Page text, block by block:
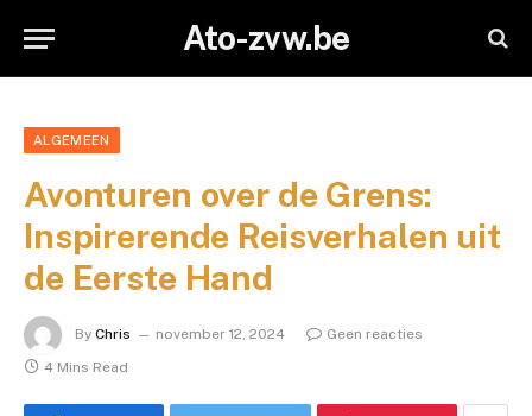
Ato-zvw.be
ALGEMEEN
Avonturen over de Grens:
Inspirerende Reisverhalen uit
de Eerste Hand
By Chris november 12, 2024
Geen reacties
4 Mins Read